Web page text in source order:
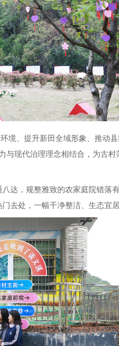
境、提升新田全域形象、推动
现代治理理念相结合，为古村
达，规整雅致的农家庭院错落
去处，一幅干净整洁、生态宜